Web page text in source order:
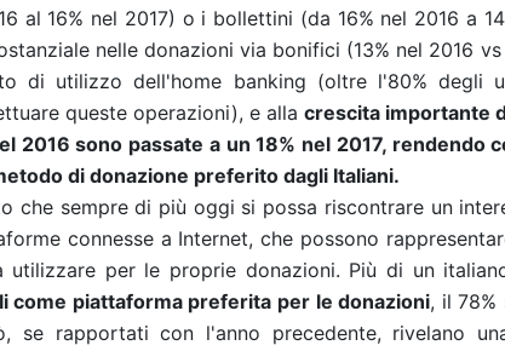
al 16% nel 2017) o i bollettini (da 16% nel 2016 a
nelle donazioni via bonifici (13% nel 2016 vs
di utilizzo dell'home banking (oltre l'80% degli
queste operazioni), e alla crescita importante
2016 sono passate a un 18% nel 2017, rendendo
di donazione preferito dagli Italiani.
che sempre di più oggi si possa riscontrare un
connesse a Internet, che possono
per le proprie donazioni. Più di un
come piattaforma preferita per le donazioni, il 78%
se rapportati con l'anno precedente, rivelano